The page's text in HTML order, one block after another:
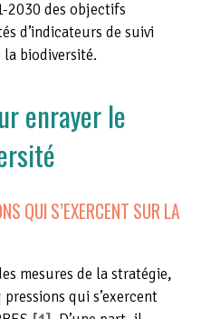
2030 des objectifs
d’indicateurs de suivi
biodiversité.
enrayer le
QUI S’EXERCENT SUR LA
mesures de la stratégie,
qui s’exercent